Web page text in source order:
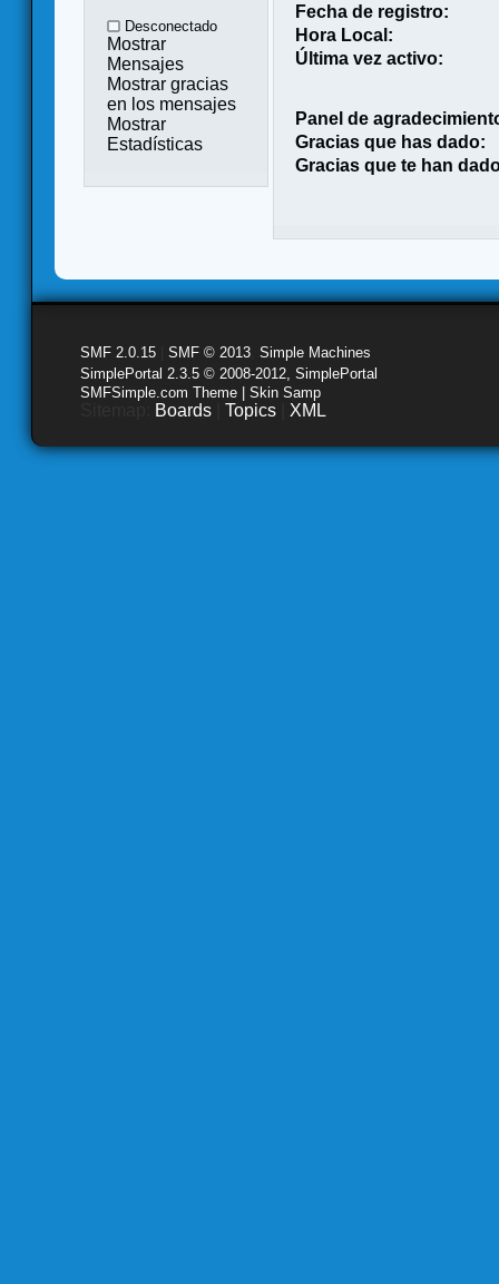
Desconectado
Mostrar
Mensajes
Mostrar gracias
en los mensajes
Mostrar
Estadísticas
Fecha de registro:
Hora Local:
Última vez activo:
Panel de
Gracias que has dado:
Gracias que te han
SMF 2.0.15 SMF © 2013 Simple Machines
SimplePortal 2.3.5 © 2008-2012, SimplePortal
SMFSimple.com Theme | Skin Samp
Boards Topics XML